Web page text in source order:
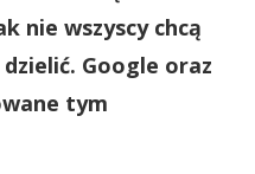
nie wszyscy chcą
Google oraz
tym